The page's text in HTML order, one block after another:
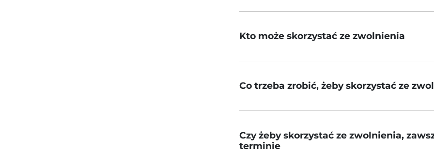
Kto może skorzystać ze zwolnienia
Co trzeba zrobić, żeby skorzystać ze
Czy żeby skorzystać ze zwolnienia,
terminie